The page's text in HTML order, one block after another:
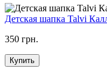
Детская шапка Talvi
350 грн.
Купить